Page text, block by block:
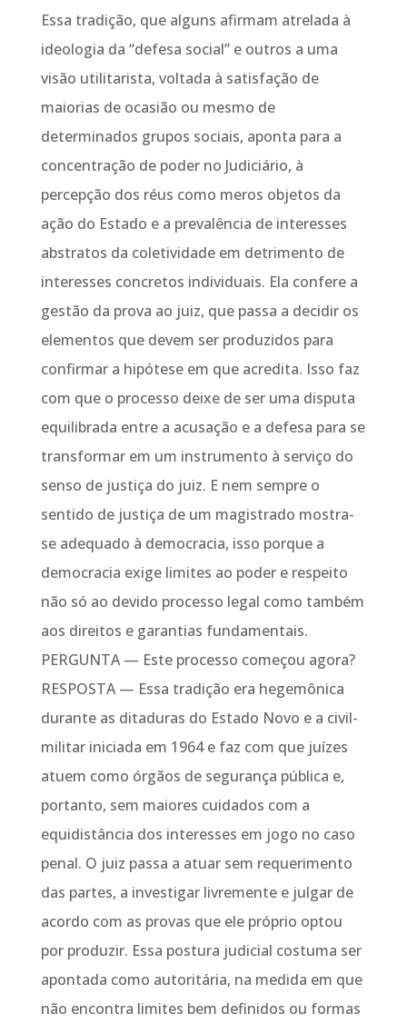
Essa tradição, que alguns afirmam atrelada à
ideologia da “defesa social” e outros a uma
visão utilitarista, voltada à satisfação de
maiorias de ocasião ou mesmo de
determinados grupos sociais, aponta para a
concentração de poder no Judiciário, à
percepção dos réus como meros objetos da
ação do Estado e a prevalência de interesses
abstratos da coletividade em detrimento de
interesses concretos individuais. Ela confere a
gestão da prova ao juiz, que passa a decidir os
elementos que devem ser produzidos para
confirmar a hipótese em que acredita. Isso faz
com que o processo deixe de ser uma disputa
equilibrada entre a acusação e a defesa para se
transformar em um instrumento à serviço do
senso de justiça do juiz. E nem sempre o
sentido de justiça de um magistrado mostra-
se adequado à democracia, isso porque a
democracia exige limites ao poder e respeito
não só ao devido processo legal como também
aos direitos e garantias fundamentais.
PERGUNTA — Este processo começou agora?
RESPOSTA — Essa tradição era hegemônica
durante as ditaduras do Estado Novo e a civil-
militar iniciada em 1964 e faz com que juízes
atuem como órgãos de segurança pública e,
portanto, sem maiores cuidados com a
equidistância dos interesses em jogo no caso
penal. O juiz passa a atuar sem requerimento
das partes, a investigar livremente e julgar de
acordo com as provas que ele próprio optou
por produzir. Essa postura judicial costuma ser
apontada como autoritária, na medida em que
não encontra limites bem definidos ou formas